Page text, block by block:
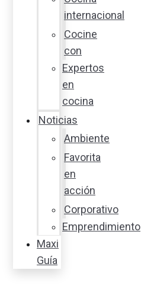
internacional
Cocine
con
Expertos
en
cocina
Noticias
Ambiente
Favorita
en
acción
Corporativo
Emprendimiento
Maxi
Guía